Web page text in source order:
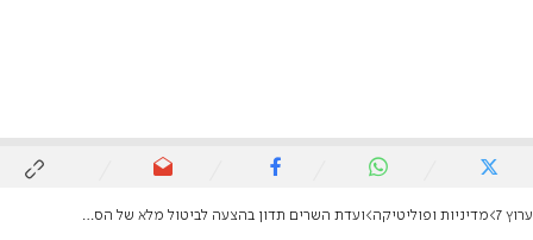
ערוץ 7 מדיניות ופוליטיקה ועדת השרים תדון בהצעה לביטול מלא של הסכמי אוסלו, חברון והסכם ואי